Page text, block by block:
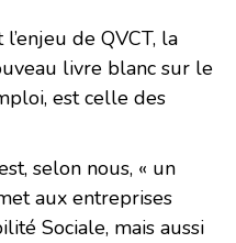
de QVCT, la
livre blanc sur le
est celle des
selon nous, « un
aux entreprises
Sociale, mais aussi